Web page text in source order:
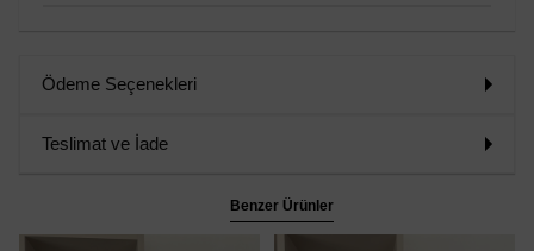
Ödeme Seçenekleri
Teslimat ve İade
Benzer Ürünler